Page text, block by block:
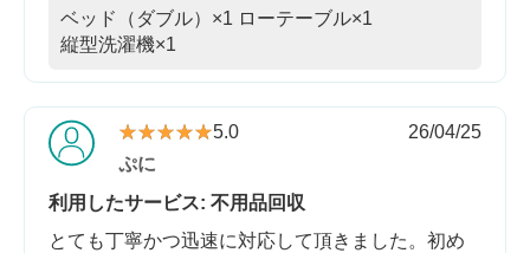
ベッド（ダブル）×1 ローテーブル×1
縦型洗濯機×1
★★★★★
★★★★★5.0
26/04/25
ぷに
利用したサービス: 不用品回収
とても丁寧かつ迅速に対応して頂きました。初め